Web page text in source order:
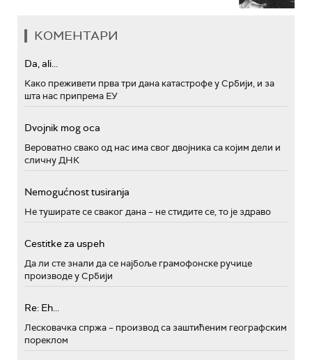
КОМЕНТАРИ
Da, ali...
Како преживети прва три дана катастрофе у Србији, и за
шта нас припрема ЕУ
Dvojnik mog oca
Вероватно свако од нас има свог двојника са којим дели и
сличну ДНК
Nemogućnost tusiranja
Не туширате се сваког дана – не стидите се, то је здраво
Cestitke za uspeh
Да ли сте знали да се најбоље грамофонске ручице
производе у Србији
Re: Eh...
Лесковачка спржа – производ са заштићеним географским
пореклом